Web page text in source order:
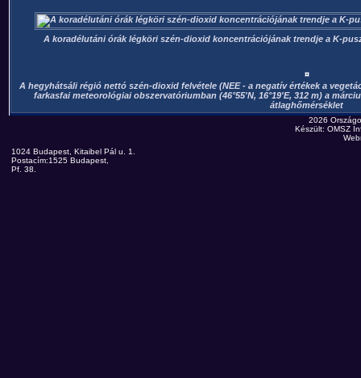
A koradélutáni órák légköri szén-dioxid koncentrációjának trendje a K-
A hegyhátsáli régió nettó szén-dioxid felvétele (NEE - a negatív értékek a
farkasfai meteorológiai obszervatóriumban (46°55'N, 16°19'E, 312 m) a
átlaghőmérséklet
2026
Készült: OMSZ
1024 Budapest, Kitaibel Pál u. 1.
Postacím:1525 Budapest,
Pf. 38.